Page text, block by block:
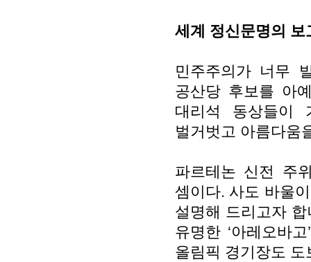
세계 정신문명의 보
민주주의가 너무
공산당 후보를 아
대리석 동상들이
벌거벗고 아름다움
파르테논 신전 주
셈이다. 사도 바울
설명해 드리고자
유명한 ‘아레오바
올림픽 경기장도